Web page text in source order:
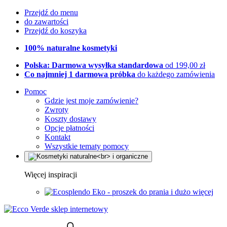
Przejdź do menu
do zawartości
Przejdź do koszyka
100% naturalne kosmetyki
Polska: Darmowa wysyłka standardowa od 199,00 zł
Co najmniej 1 darmowa próbka do każdego zamówienia
Pomoc
Gdzie jest moje zamówienie?
Zwroty
Koszty dostawy
Opcje płatności
Kontakt
Wszystkie tematy pomocy
Więcej inspiracji
Eko - proszek do prania i dużo więcej